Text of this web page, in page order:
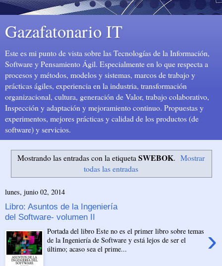
Gazafatonario IT
Este es mi punto de vista sobre las Tecnologías de la Información,
Software y Pensamiento Ágil. Especialmente en lo que respecta a
procesos y métodos, modelos y sistemas, marcos de trabajo y
prácticas ágiles, experiencia en la industria, transformación
organizacional, cultura, generación de Valor, trabajo colaborativo,
Inspección y adaptación y mejoramiento continuo. Propuestas y
experimentos, mejores prácticas y calidad de los productos (de
software) y servicios.
Mostrando las entradas con la etiqueta SWEBOK. Mostrar
todas las entradas
lunes, junio 02, 2014
Libro: Asuntos de la Ingeniería
del Software- volumen II
›
Portada del libro Este no es el primer libro sobre temas
de la Ingeniería de Software y está lejos de ser el
último; acaso sea el prime...